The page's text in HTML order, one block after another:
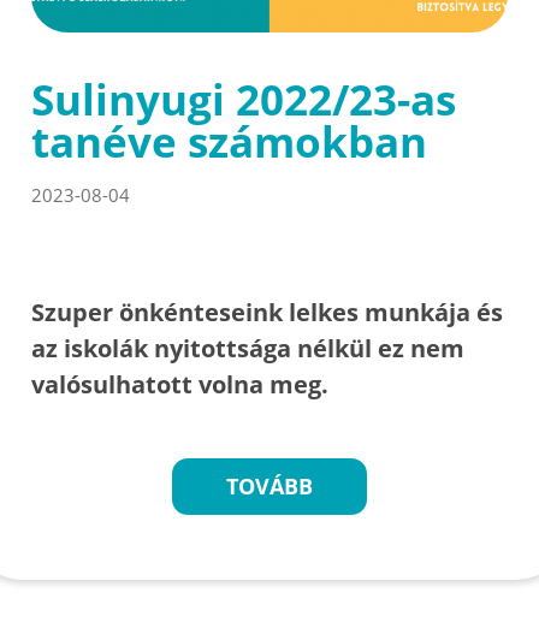
Sulinyugi 2022/23-as
tanéve számokban
2023-08-04
Szuper önkénteseink lelkes munkája és
az iskolák nyitottsága nélkül ez nem
valósulhatott volna meg.
TOVÁBB